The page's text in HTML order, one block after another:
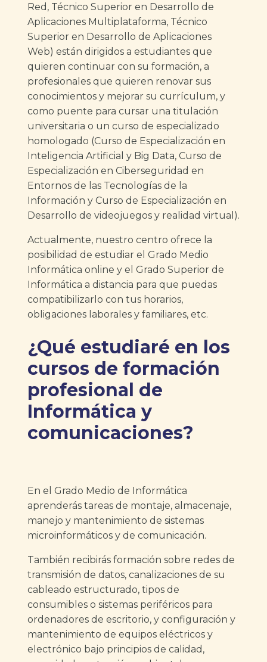
Red, Técnico Superior en Desarrollo de
Aplicaciones Multiplataforma, Técnico
Superior en Desarrollo de Aplicaciones
Web) están dirigidos a estudiantes que
quieren continuar con su formación, a
profesionales que quieren renovar sus
conocimientos y mejorar su currículum, y
como puente para cursar una titulación
universitaria o un curso de especializado
homologado (Curso de Especialización en
Inteligencia Artificial y Big Data, Curso de
Especialización en Ciberseguridad en
Entornos de las Tecnologías de la
Información y Curso de Especialización en
Desarrollo de videojuegos y realidad virtual).
Actualmente, nuestro centro ofrece la
posibilidad de estudiar el Grado Medio
Informática online y el Grado Superior de
Informática a distancia para que puedas
compatibilizarlo con tus horarios,
obligaciones laborales y familiares, etc.
¿Qué estudiaré en los
cursos de formación
profesional de
Informática y
comunicaciones?
En el Grado Medio de Informática
aprenderás tareas de montaje, almacenaje,
manejo y mantenimiento de sistemas
microinformáticos y de comunicación.
También recibirás formación sobre redes de
transmisión de datos, canalizaciones de su
cableado estructurado, tipos de
consumibles o sistemas periféricos para
ordenadores de escritorio, y configuración y
mantenimiento de equipos eléctricos y
electrónico bajo principios de calidad,